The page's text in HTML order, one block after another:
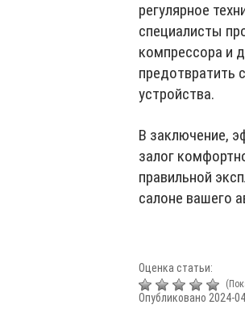
регулярное
специалисты
компрессора и
предотвратить
устройства.
В заключение,
залог
правильной
салоне вашего
Оценка статьи:
Опубликовано 2024-